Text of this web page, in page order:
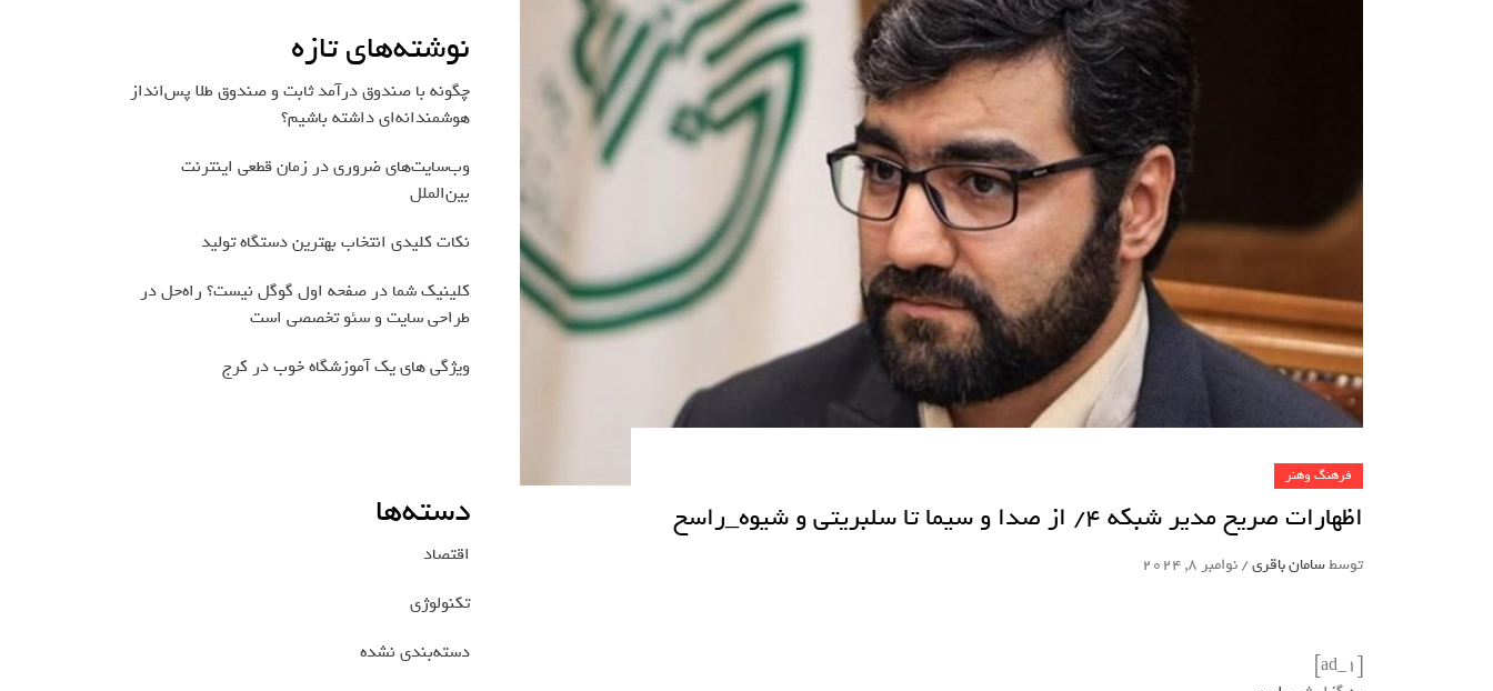
فرهنگ وهنر
اظهارات صریح مدیر شبکه 4/ از صدا و سیما تا سلبریتی و شیوه_راسخ
توسطسامان باقری/نوامبر 8, 2024
نوشته‌های تازه
چگونه با صندوق درآمد ثابت و صندوق طلا پس‌انداز
هوشمندانه‌ای داشته باشیم؟
وب‌سایت‌های ضروری در زمان قطعی اینترنت
بین‌الملل
نکات کلیدی انتخاب بهترین دستگاه تولید
کلینیک شما در صفحه اول گوگل نیست؟ راه‌حل در
طراحی سایت و سئو تخصصی است
ویژگی های یک آموزشگاه خوب در کرج
دسته‌ها
اقتصاد
تکنولوژی
دسته‌بندی نشده